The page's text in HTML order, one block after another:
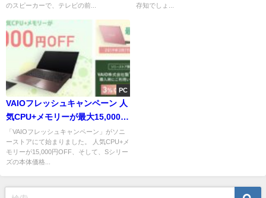
のスピーカーで、テレビの前...
存知でしょ...
PC
VAIOフレッシュキャンペーン 人
気CPU+メモリーが最大15,000円
OFF,Sシリーズの本体は更に最大
15,000円OFF,更に店頭割引
も？？？
「VAIOフレッシュキャンペーン」がソニ
ーストアにて始まりました。 人気CPU+メ
モリーが15,000円OFF、そして、Sシリー
ズの本体価格...